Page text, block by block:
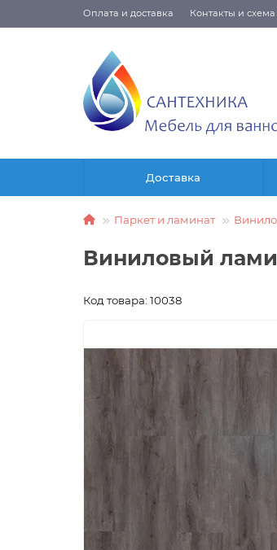
Оплата и доставка Контакты и
Доставка
Паркет и ламинат
Виниловый
Код товара: 10038